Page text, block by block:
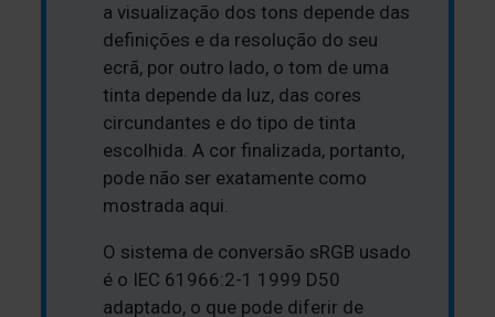
a visualização dos tons depende das
definições e da resolução do seu
ecrã, por outro lado, o tom de uma
tinta depende da luz, das cores
circundantes e do tipo de tinta
escolhida. A cor finalizada, portanto,
pode não ser exatamente como
mostrada aqui.
O sistema de conversão sRGB usado
é o IEC 61966:2-1 1999 D50
adaptado, o que pode diferir de